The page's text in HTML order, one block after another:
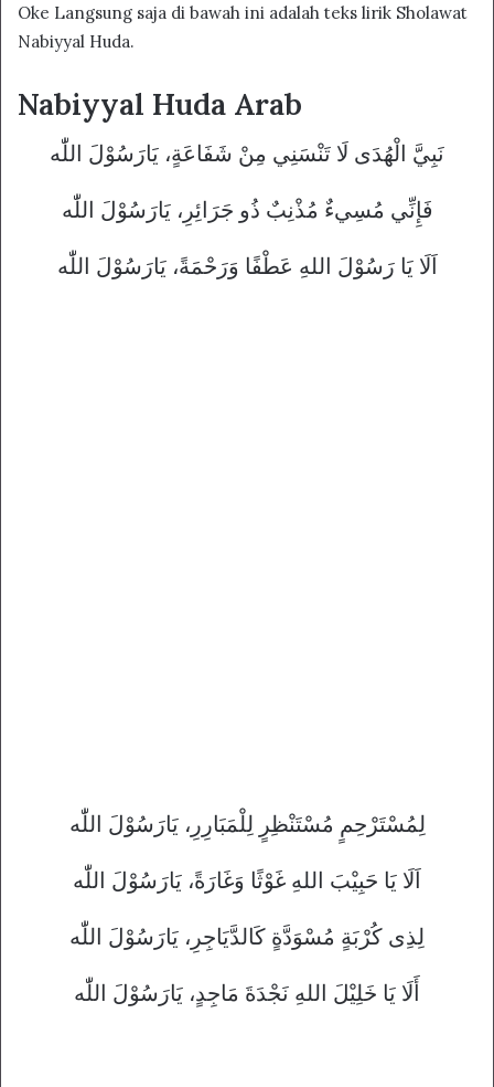
Oke Langsung saja di bawah ini adalah teks lirik Sholawat
Nabiyyal Huda.
Nabiyyal Huda Arab
نَبِيَّ الْهُدَی لَا تَنْسَنِي مِنْ شَفَاعَةٍ، يَارَسُوْلَ اللّٰه
فَإِنِّي مُسِيءٌ مُذْنِبٌ ذُو جَرَائِرِ، يَارَسُوْلَ اللّٰه
اَلَا يَا رَسُوْلَ اللهِ عَطْفًا وَرَحْمَةً، يَارَسُوْلَ اللّٰه
لِمُسْتَرْحِمٍ مُسْتَنْظِرٍ لِلْمَبَارِرِ، يَارَسُوْلَ اللّٰه
اَلَا يَا حَبِيْبَ اللهِ غَوْثًا وَغَارَةً، يَارَسُوْلَ اللّٰه
لِذِی کُرْبَةٍ مُسْوَدَّةٍ كَالدَّيَاجِرِ، يَارَسُوْلَ اللّٰه
أَلَا يَا خَلِيْلَ اللهِ نَجْدَةَ مَاجِدٍ، يَارَسُوْلَ اللّٰه